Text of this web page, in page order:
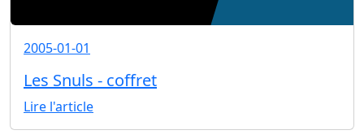
2005-01-01
Les Snuls - coffret
Lire l'article